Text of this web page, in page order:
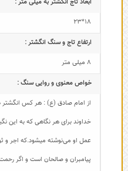
18*23
ارتفاع تاج و سنگ انگشتر :
8 میلی متر
خواص معنوی و روایی سنگ :
از امام صادق (ع) : هر کس انگشتر
خداوند برای هر نگاهی که به این
عمل او می‌نوشته میشود.که اجر و
پیامبران و صالحان است و اگر